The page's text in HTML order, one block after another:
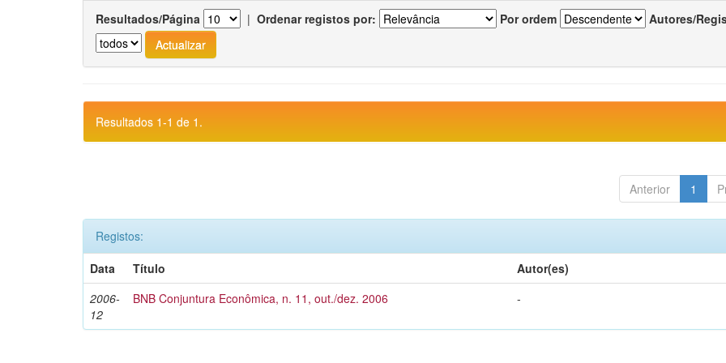
Resultados/Página | Ordenar registos por: Por ordem Autores/
Resultados 1-1 de 1.
Anterior 1
Registos:
Data
Título
Autor(es)
2006-
12
BNB Conjuntura Econômica, n. 11, out./dez. 2006 -